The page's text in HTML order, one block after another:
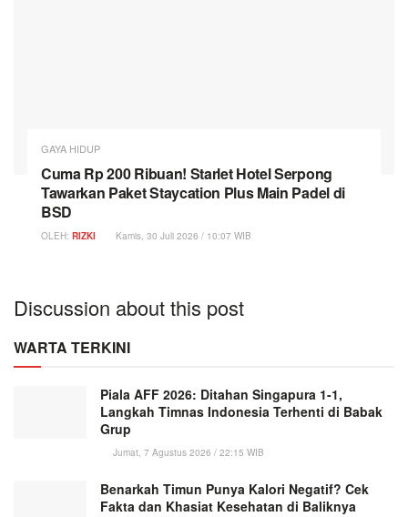
GAYA HIDUP
Cuma Rp 200 Ribuan! Starlet Hotel Serpong
Tawarkan Paket Staycation Plus Main Padel di
BSD
OLEH: RIZKI Kamis, 30 Juli 2026 / 10:07 WIB
Discussion about this post
WARTA TERKINI
Piala AFF 2026: Ditahan Singapura 1-1,
Langkah Timnas Indonesia Terhenti di Babak
Grup
Jumat, 7 Agustus 2026 / 22:15 WIB
Benarkah Timun Punya Kalori Negatif? Cek
Fakta dan Khasiat Kesehatan di Baliknya